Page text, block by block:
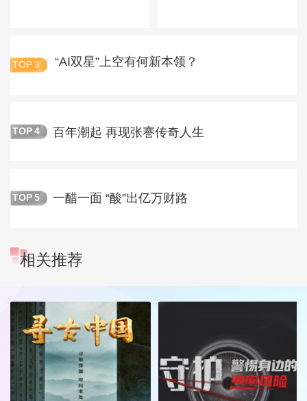
TOP 3 “AI双星”上空有何新本领？
TOP 4 百年潮起 再现张謇传奇人生
TOP 5 一醋一面 “酸”出亿万财路
相关推荐